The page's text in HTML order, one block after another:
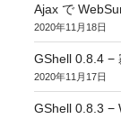
Ajax で
2020年11月18日
GShell 0.8.4 −
2020年11月17日
GShell 0.8.3 −